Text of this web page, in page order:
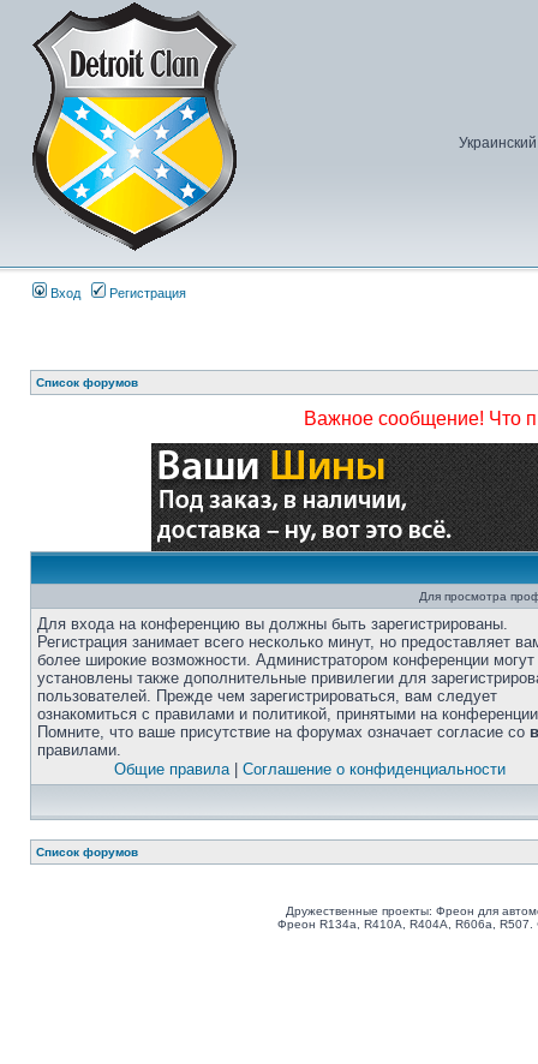
Вход Регистрация
Список форумов
Важное сообщение! Что
Для просмотра
Для входа на конференцию вы должны быть зарегистрированы.
Регистрация занимает всего несколько минут, но предоставляет
более широкие возможности. Администратором конференции
установлены также дополнительные привилегии для
пользователей. Прежде чем зарегистрироваться, вам следует
ознакомиться с правилами и политикой, принятыми на
Помните, что ваше присутствие на форумах означает согласие со
правилами.
Общие правила| Соглашение о конфиденциальности
Список форумов
Дружественные проекты: Фреон для
Фреон R134a, R410A, R404A, R606a,